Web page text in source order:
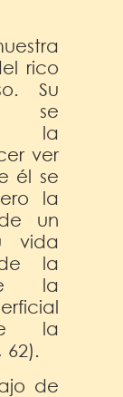
rico
Su
se
la
ver
él se
la
un
vida
la
la
la
de